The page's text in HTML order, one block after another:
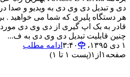
دی و تبدیل دی وی دی به ویدیو و صدا
قادر به بک اپ گیری از دی وی دی
چنین قابلیت تبدیل دی وی دی به ف...
۱ دی ۱۳۹۵،‏ ۳:۴۰
ادامه مطلب
صفحه ۱ از ۱(پست ۱ تا ۱)